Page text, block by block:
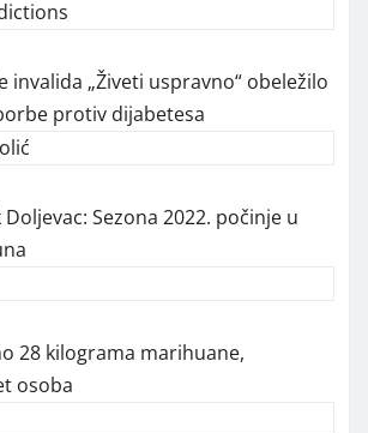
invalida „Živeti uspravno“ obeležilo
protiv dijabetesa
Sezona 2022. počinje u
28 kilograma marihuane,
osoba